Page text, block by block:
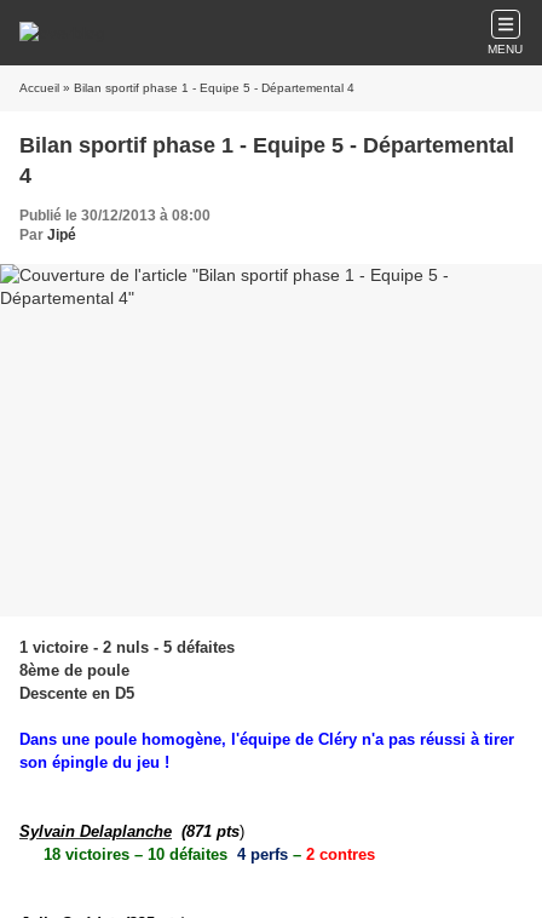
MENU
Accueil » Bilan sportif phase 1 - Equipe 5 - Départemental 4
Bilan sportif phase 1 - Equipe 5 - Départemental
4
Publié le 30/12/2013 à 08:00
Par Jipé
1 victoire - 2 nuls - 5 défaites
8ème de poule
Descente en D5
Dans une poule homogène, l'équipe de Cléry n'a pas réussi à tirer
son épingle du jeu !
Sylvain Delaplanche (871 pts)
18 victoires – 10 défaites 4 perfs – 2 contres